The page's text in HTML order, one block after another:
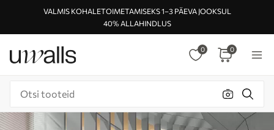
VALMIS KOHALETOIMETAMISEKS 1–3 PÄEVA JOOKSUL
40% ALLAHINDLUS
0 0